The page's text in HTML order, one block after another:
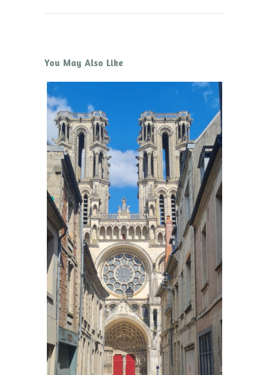
You May Also Like